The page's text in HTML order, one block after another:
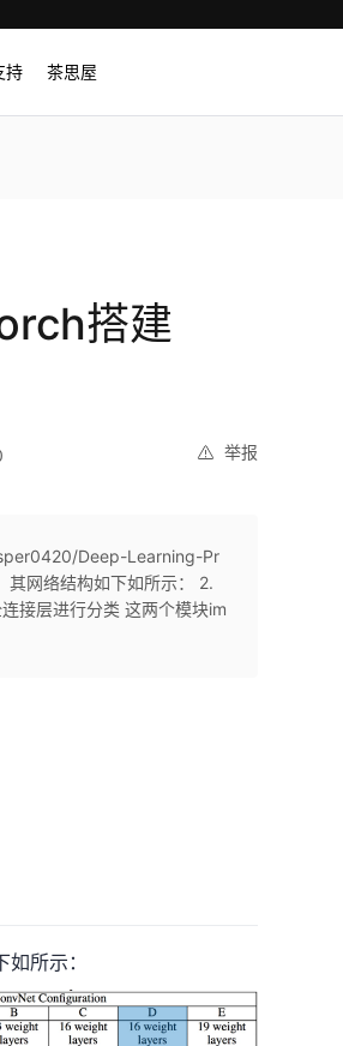
持 茶思屋
搭建
举报
Deep-Learning-Pr
网络结构如下如所示： 2.
接层进行分类 这两个模块im
所示：